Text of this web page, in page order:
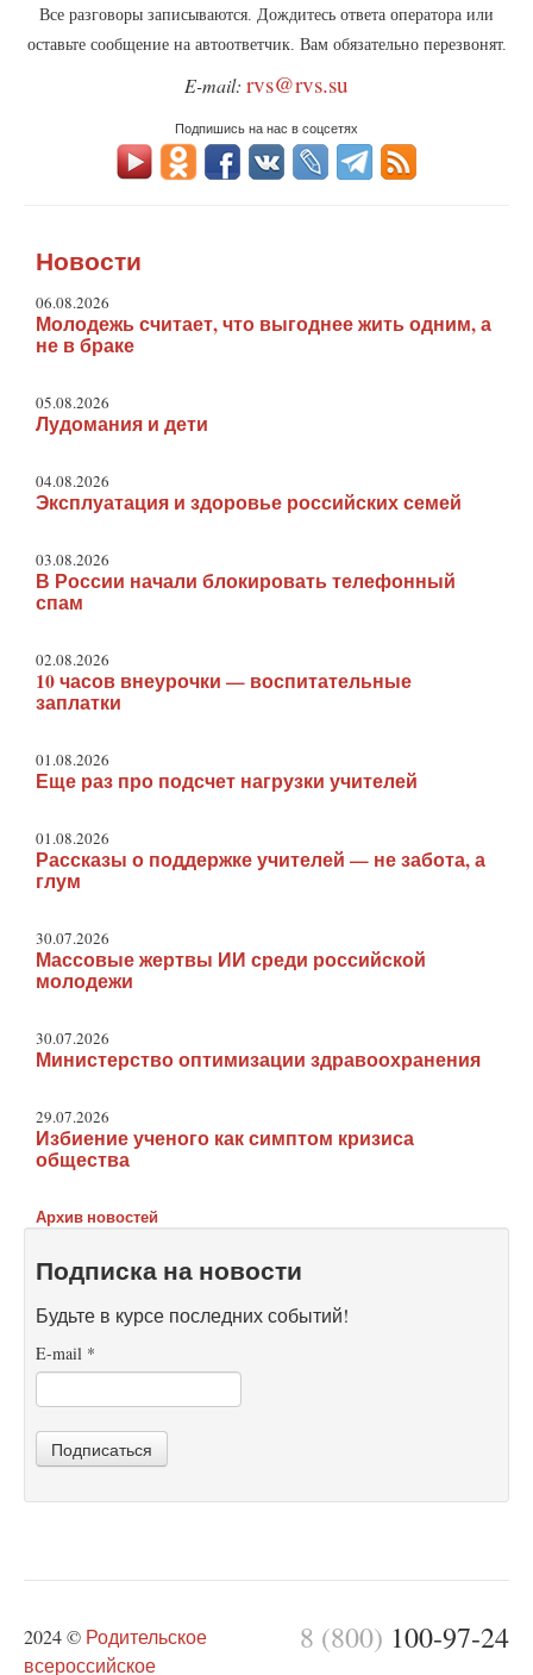
Все разговоры записываются. Дождитесь ответа оператора или
оставьте сообщение на автоответчик. Вам обязательно перезвонят.
E-mail: rvs@rvs.su
Подпишись на нас в соцсетях
Новости
06.08.2026
Молодежь считает, что выгоднее жить одним, а
не в браке
05.08.2026
Лудомания и дети
04.08.2026
Эксплуатация и здоровье российских семей
03.08.2026
В России начали блокировать телефонный
спам
02.08.2026
10 часов внеурочки — воспитательные
заплатки
01.08.2026
Еще раз про подсчет нагрузки учителей
01.08.2026
Рассказы о поддержке учителей — не забота, а
глум
30.07.2026
Массовые жертвы ИИ среди российской
молодежи
30.07.2026
Министерство оптимизации здравоохранения
29.07.2026
Избиение ученого как симптом кризиса
общества
Архив новостей
Подписка на новости
Будьте в курсе последних событий!
E-mail *
Подписаться
8 (800) 100-97-24
2024 © Родительское
всероссийское